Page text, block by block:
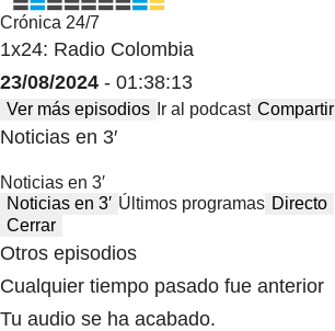
Crónica 24/7
1x24: Radio Colombia
23/08/2024 - 01:38:13
Ver más episodios Ir al podcast Compartir
Noticias en 3′
Noticias en 3′
Noticias en 3′ Últimos programas Directo
Cerrar
Otros episodios
Cualquier tiempo pasado fue anterior
Tu audio se ha acabado.